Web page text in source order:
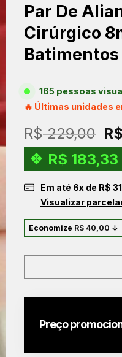
Par De
Cirúrgico
Batimentos
165 pessoas
🔥 Últimas unidades
R$229,00 O
R$
R$ 183,33
Em até 6x de R$
Visualizar
Economize R$ 40,00 ↓
Preço